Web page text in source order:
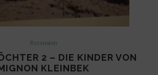
Rezension
2 – DIE KINDER VON
KLEINBEK